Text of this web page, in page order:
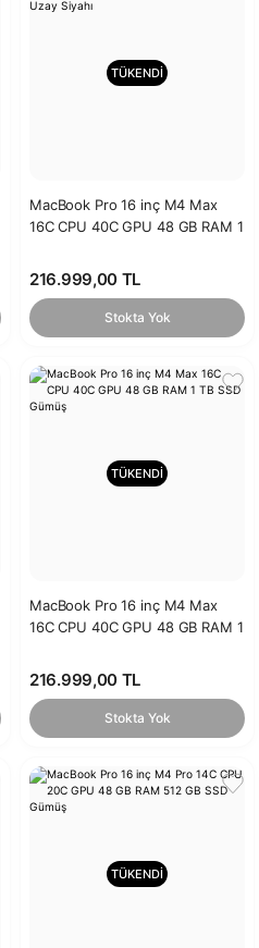
TÜKENDİ
MacBook Pro 16 inç M4 Max
16C CPU 40C GPU 48 GB RAM 1
216.999,00 TL
Stokta Yok
TÜKENDİ
MacBook Pro 16 inç M4 Max
16C CPU 40C GPU 48 GB RAM 1
216.999,00 TL
Stokta Yok
TÜKENDİ